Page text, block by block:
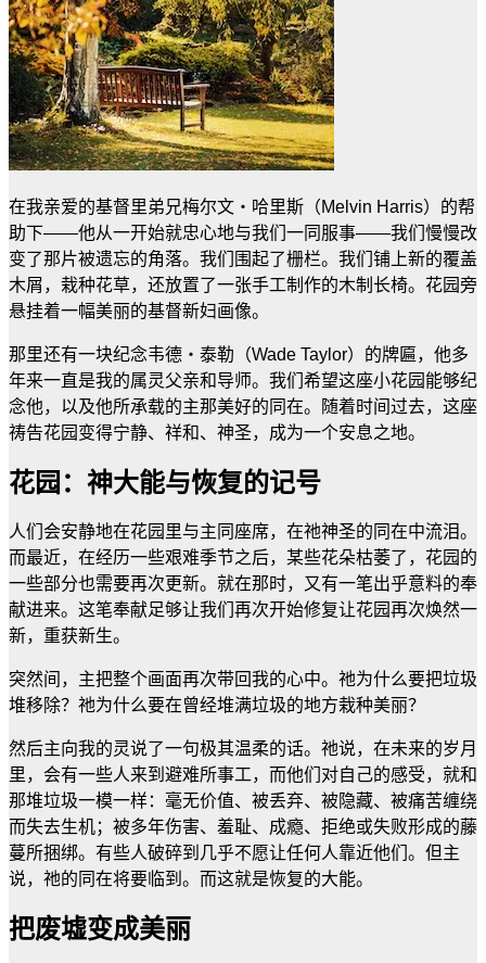
在我亲爱的基督里弟兄梅尔文 ・哈里斯（Melvin Harris）的帮
助下——他从一开始就忠心地与我们一同服事——我们慢慢改
变了那片被遗忘的角落。我们围起了栅栏。我们铺上新的覆盖
木屑，栽种花草，还放置了一张手工制作的木制长椅。花园旁
悬挂着一幅美丽的基督新妇画像。
那里还有一块纪念韦德 ・泰勒（Wade Taylor）的牌匾，他多
年来一直是我的属灵父亲和导师。我们希望这座小花园能够纪
念他，以及他所承载的主那美好的同在。随着时间过去，这座
祷告花园变得宁静、祥和、神圣，成为一个安息之地。
花园：神大能与恢复的记号
人们会安静地在花园里与主同座席，在祂神圣的同在中流泪。
而最近，在经历一些艰难季节之后，某些花朵枯萎了，花园的
一些部分也需要再次更新。就在那时，又有一笔出乎意料的奉
献进来。这笔奉献足够让我们再次开始修复让花园再次焕然一
新，重获新生。
突然间，主把整个画面再次带回我的心中。祂为什么要把垃圾
堆移除？祂为什么要在曾经堆满垃圾的地方栽种美丽？
然后主向我的灵说了一句极其温柔的话。祂说，在未来的岁月
里，会有一些人来到避难所事工，而他们对自己的感受，就和
那堆垃圾一模一样：毫无价值、被丢弃、被隐藏、被痛苦缠绕
而失去生机；被多年伤害、羞耻、成瘾、拒绝或失败形成的藤
蔓所捆绑。有些人破碎到几乎不愿让任何人靠近他们。但主
说，祂的同在将要临到。而这就是恢复的大能。
把废墟变成美丽